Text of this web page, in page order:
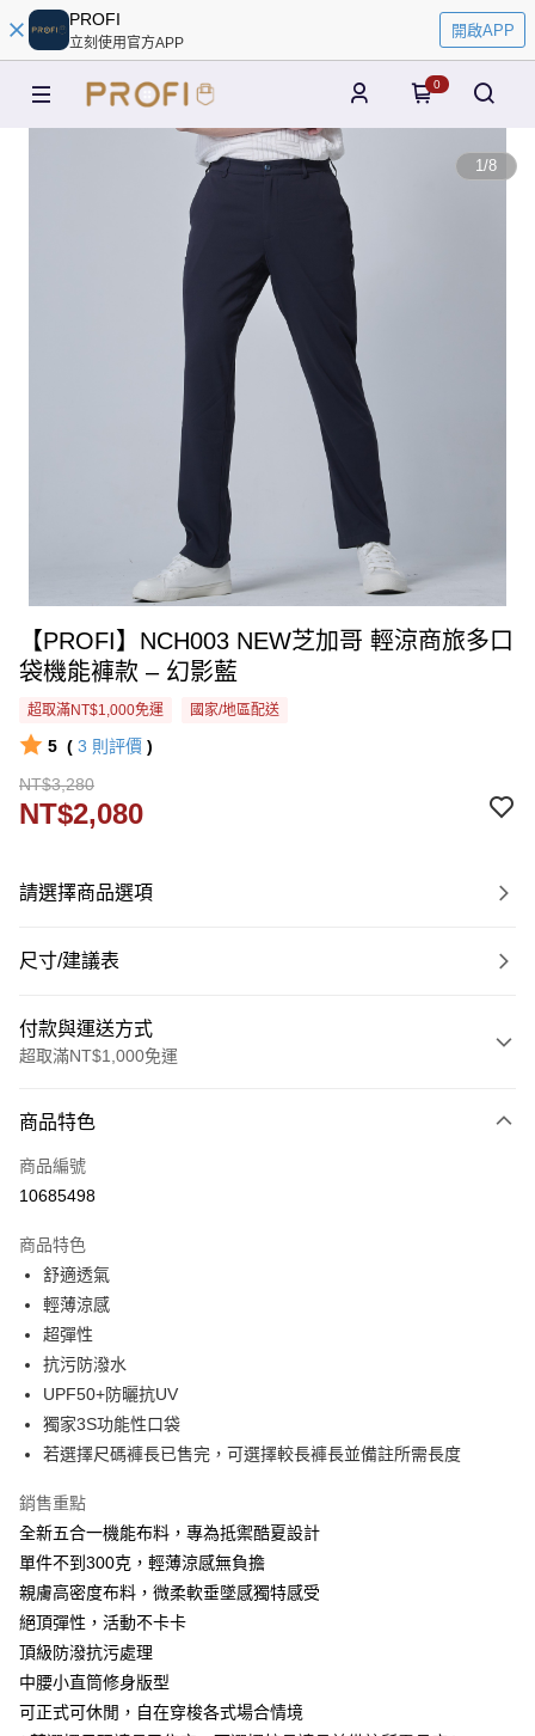
PROFI
立刻使用官方APP
開啟APP
0
1/8
【PROFI】NCH003 NEW芝加哥 輕涼商旅多口
袋機能褲款 – 幻影藍
超取滿NT$1,000免運 國家/地區配送
5 ( 3 則評價 )
NT$3,280
NT$2,080
請選擇商品選項
尺寸/建議表
付款與運送方式
超取滿NT$1,000免運
信用卡一次付款
信用卡分期付款
合作金庫商業銀行
華南商業銀行
上海商業儲蓄銀行
國泰世華商業銀行
臺灣中小企業銀行
匯豐（台灣）商業銀行
聯邦商業銀行
元大商業銀行
玉山商業銀行
星展（台灣）商業銀行
台灣樂天信用卡公司
超商取貨付款
LINE Pay
Apple Pay
街口支付
ATM付款
運送方式
全家取貨付款
每筆NT$60，滿NT$1,000(含以上)免運費
7-11取貨付款
商品特色
商品編號
10685498
商品特色
舒適透氣
輕薄涼感
超彈性
抗污防潑水
UPF50+防曬抗UV
獨家3S功能性口袋
若選擇尺碼褲長已售完，可選擇較長褲長並備註所需長度
銷售重點
全新五合一機能布料，專為抵禦酷夏設計
單件不到300克，輕薄涼感無負擔
親膚高密度布料，微柔軟垂墜感獨特感受
絕頂彈性，活動不卡卡
頂級防潑抗污處理
中腰小直筒修身版型
可正式可休閒，自在穿梭各式場合情境